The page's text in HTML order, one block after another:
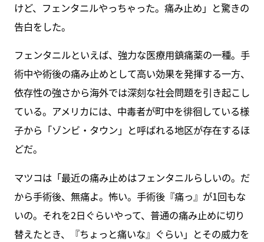
けど、フェンタニルやっちゃった。痛み止め」と驚きの
告白をした。
フェンタニルといえば、強力な医療用鎮痛薬の一種。手
術中や術後の痛み止めとして高い効果を発揮する一方、
依存性の強さから海外では深刻な社会問題を引き起こし
ている。アメリカには、中毒者が町中を徘徊している様
子から「ゾンビ・タウン」と呼ばれる地区が存在するほ
どだ。
マツコは「最近の痛み止めはフェンタニルらしいの。だ
から手術後、無痛よ。怖い。手術後『痛っ』が1回もな
いの。それを2日ぐらいやって、普通の痛み止めに切り
替えたとき、『ちょっと痛いな』ぐらい」とその威力を